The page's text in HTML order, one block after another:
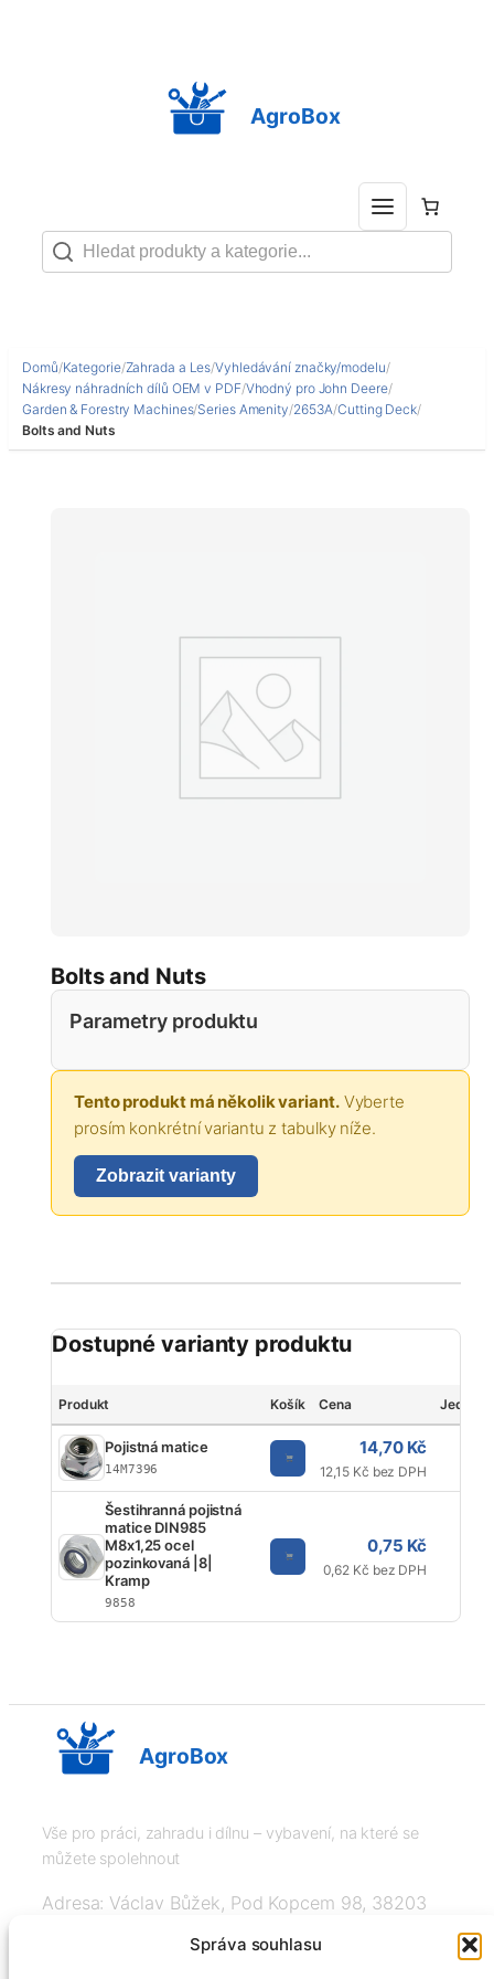
Správa souhlasu
AgroBox
Domů/Kategorie/Zahrada a Les/Vyhledávání značky/modelu/
Nákresy náhradních dílů OEM v PDF/Vhodný pro John Deere/
Garden & Forestry Machines/Series Amenity/2653A/Cutting Deck/
Bolts and Nuts
Bolts and Nuts
Parametry produktu
Tento produkt má několik variant.Vyberte
prosím konkrétní variantu z tabulky níže.
Zobrazit varianty
Dostupné varianty produktu
Produkt Košík Cena
Pojistná matice
14M7396
14,70 Kč
12,15 Kč bez DPH
Šestihranná pojistná
matice DIN985
M8x1,25 ocel
pozinkovaná |8|
Kramp
9858
0,75 Kč
0,62 Kč bez DPH
AgroBox
Vše pro práci, zahradu i dílnu – vybavení, na které se
můžete spolehnout
Adresa: Václav Bůžek, Pod Kopcem 98, 38203